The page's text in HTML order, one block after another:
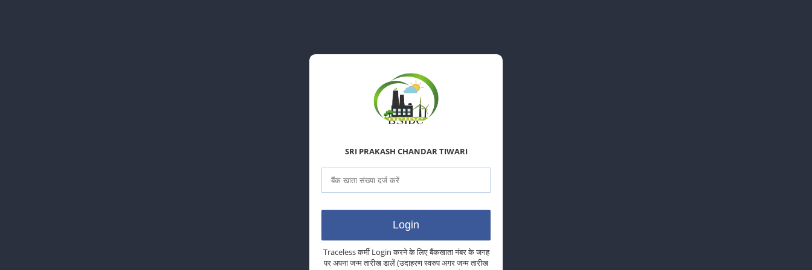
SRI PRAKASH CHANDAR TIWARI
Traceless कर्मी Login करने के लिए बैंकखाता नंबर के जगह
पर अपना जन्म तारीख डालें (उदाहरण स्वरुप अगर जन्म तारीख